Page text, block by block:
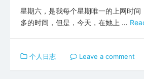
星期六，是我每个星期唯一的上网时间
多的时间，但是，今天，在她上 …
个人日志 Leave a comment